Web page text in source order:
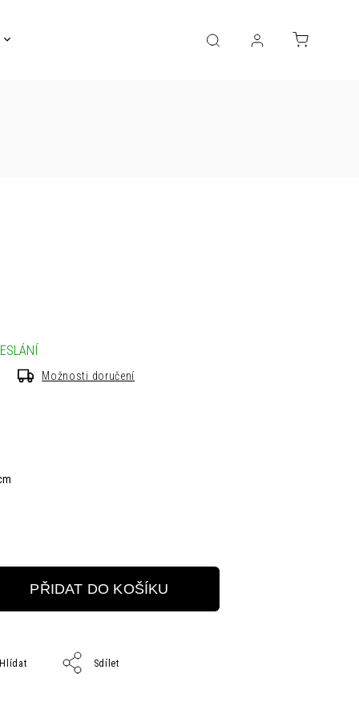
Výprodej Bižuterie
Možnosti doručení
PŘIDAT DO KOŠÍKU
Hlídat Sdílet